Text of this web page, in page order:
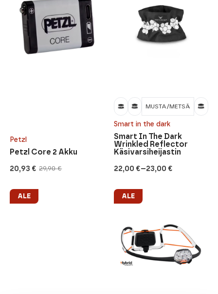
Petzl
29,90€
Alkuperäinen
oli:
29,90 €.
20,93 €
Nykyinen
on:
20,93 €.
Petzl Core 2 Akku
Smart in the dark
22,00 €–23,00 €
Hintaluokka:
-
23,00 €
Smart In The Dark
Wrinkled Reflector
Käsivarsiheijastin
MUSTA/METSÄ
ALE ALE